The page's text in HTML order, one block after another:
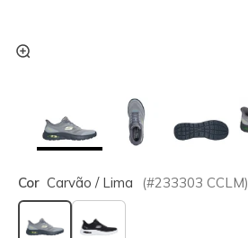
Cor Carvão / Lima (#233303 CCLM)